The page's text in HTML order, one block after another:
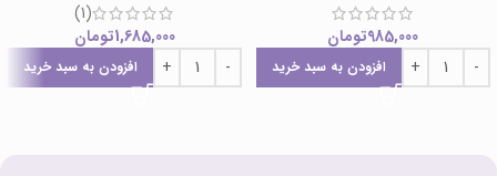
985,000تومان
افزودن به سبد خرید
(1)
1,685,000تومان
افزودن به سبد خرید